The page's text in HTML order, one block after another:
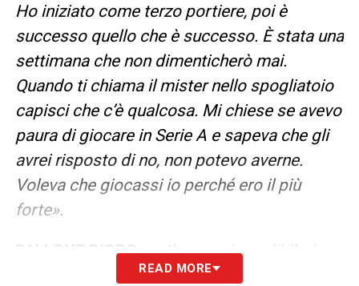
Ho iniziato come terzo portiere, poi è
successo quello che è successo. È stata una
settimana che non dimenticherò mai.
Quando ti chiama il mister nello spogliatoio
capisci che c’è qualcosa. Mi chiese se avevo
paura di giocare in Serie A e sapeva che gli
avrei risposto di no, non potevo averne.
Voleva che giocassi io perché ero il più
forte».
PALLONE D’ORO–«Il sogno incredibile è
vincere il Pallone d’Oro, ce la metterò tutta,
READ MORE